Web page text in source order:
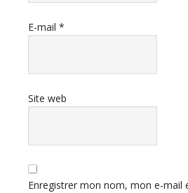
E-mail *
Site web
Enregistrer mon nom, mon e-mail